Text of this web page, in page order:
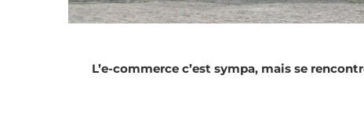
L’e-commerce c’est sympa, mais se